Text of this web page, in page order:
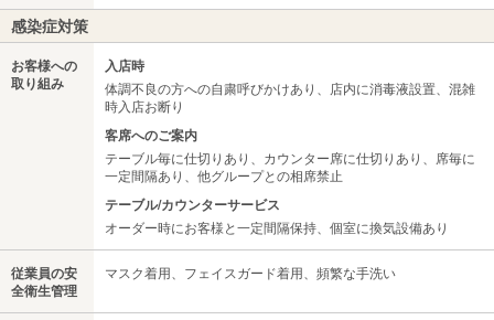
感染症対策
お客様への
取り組み
入店時
体調不良の方への自粛呼びかけあり、店内に消毒液設置、混雑
時入店お断り
客席へのご案内
テーブル毎に仕切りあり、カウンター席に仕切りあり、席毎に
一定間隔あり、他グループとの相席禁止
テーブル/カウンターサービス
オーダー時にお客様と一定間隔保持、個室に換気設備あり
従業員の安
全衛生管理
マスク着用、フェイスガード着用、頻繁な手洗い